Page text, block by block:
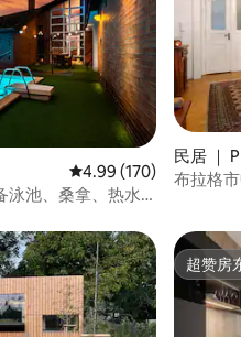
条评价平均评分 4.99 分（满分
4.99 (170)
泳池、桑拿、热水
民居 ｜
布拉格
超赞房
超赞房